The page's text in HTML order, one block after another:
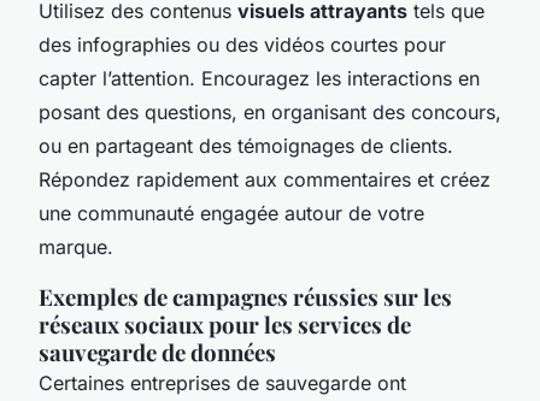
Utilisez des contenus visuels attrayants tels que
des infographies ou des vidéos courtes pour
capter l’attention. Encouragez les interactions en
posant des questions, en organisant des concours,
ou en partageant des témoignages de clients.
Répondez rapidement aux commentaires et créez
une communauté engagée autour de votre
marque.
Exemples de campagnes réussies sur les
réseaux sociaux pour les services de
sauvegarde de données
Certaines entreprises de sauvegarde ont